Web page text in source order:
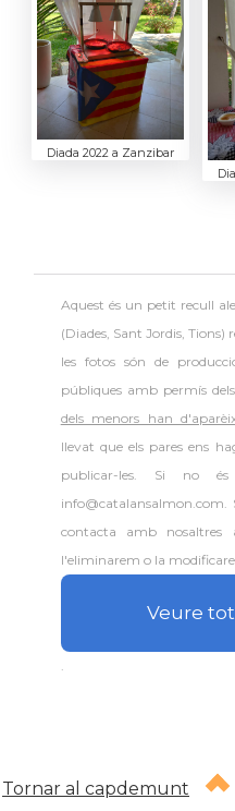
Diada 2022 a Zanzibar
Aquest és un petit recull
(Diades, Sant Jordis, Tions)
les fotos són de
públiques amb permís
dels menors han
llevat que els pares ens
publicar-les. Si no
contacta amb nosaltres
l'eliminarem o la
Veure
Tornar al capdemunt